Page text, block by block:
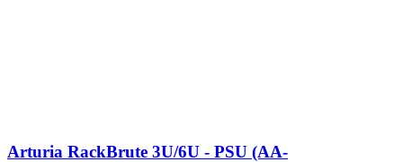
Arturia RackBrute 3U/6U - PSU (AA-